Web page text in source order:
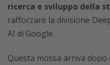
ricerca e sviluppo della
rafforzare la divisione
AI di Google.
Questa mossa arriva dopo